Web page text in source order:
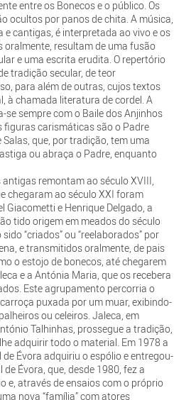
entre os Bonecos e o público. Os
ocultos por panos de chita. A música,
cantigas, é interpretada ao vivo e os
resultam de uma fusão
e uma escrita erudita. O repertório
tradição secular, de teor
para além de outras, cujos textos
à chamada literatura de cordel. A
se sempre com o Baile dos Anjinhos
figuras carismáticas são o Padre
Salas, que, por tradição, tem uma
ou abraça o Padre, enquanto
remontam ao século XVIII,
chegaram ao século XXI foram
Giacometti e Henrique Delgado, a
tido origem em meados do século
“criados” ou “reelaborados” por
e transmitidos oralmente, de pais
o estojo de bonecos, até chegarem
e a Antónia Maria, que os recebera
Este agrupamento percorria o
puxada por um muar, exibindo-
ou celeiros. Jaleca, em
Talhinhas, prossegue a tradição,
adquirir todo o material. Em 1978 a
Évora adquiriu o espólio e entregou-
Évora, que, desde 1980, fez a
e, através de ensaios com o próprio
nova “família” com atores